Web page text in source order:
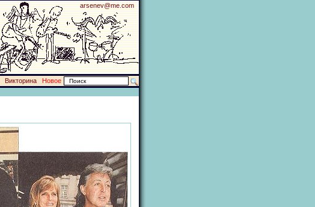
arsenev@me.com
Викторина
Новое